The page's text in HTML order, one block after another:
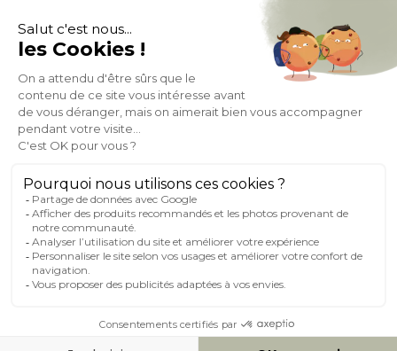
MOYENS DE PAIEMENT
FRANCE
© 2007-2026 Miliboo
Tous droits réservés